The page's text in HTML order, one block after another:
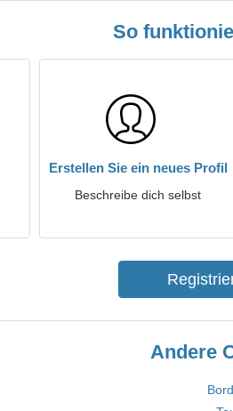
So
Erstellen Sie ein neues Profil
Beschreibe dich selbst
Andere